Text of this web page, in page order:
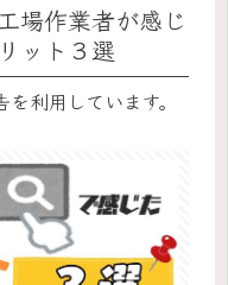
場作業者が感じ
ット３選
利用しています。